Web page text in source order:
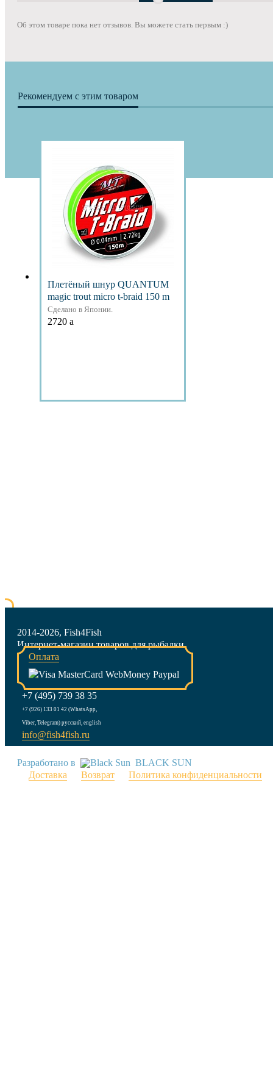
Об этом товаре пока нет отзывов. Вы можете стать первым :)
Рекомендуем с этим товаром
Плетёный шнур QUANTUM
magic trout micro t-braid 150 m
Сделано в Японии.
2720 a
2014-2026, Fish4Fish
Интернет-магазин товаров для рыбалки
Оплата
+7 (495) 739 38 35
+7 (926) 133 01 42 (WhatsApp,
Viber, Telegram) русский, english
info@fish4fish.ru
Разработано в
BLACK SUN
Доставка
Возврат Политика конфиденциальности